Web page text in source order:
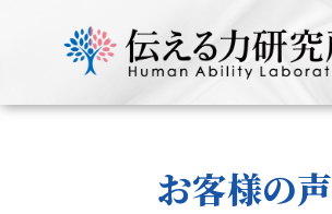
お客様の声